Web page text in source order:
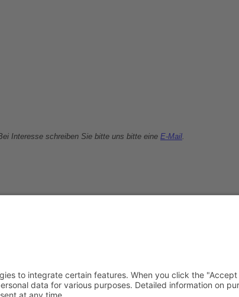
Interesse schreiben Sie bitte uns bitte eine E-Mail.